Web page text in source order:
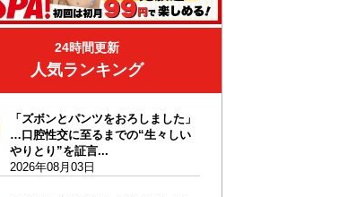
24時間更新
人気ランキング
「ズボンとパンツをおろしました」
…口腔性交に至るまでの“生々しい
やりとり”を証言...
2026年08月03日